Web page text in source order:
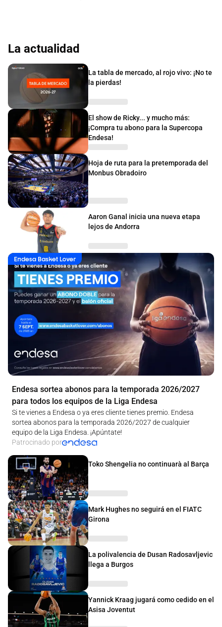
La actualidad
La tabla de mercado, al rojo vivo: ¡No te
la pierdas!
El show de Ricky... y mucho más:
¡Compra tu abono para la Supercopa
Endesa!
Hoja de ruta para la pretemporada del
Monbus Obradoiro
Aaron Ganal inicia una nueva etapa
lejos de Andorra
Endesa Basket Lover
Endesa sortea abonos para la temporada 2026/2027
para todos los equipos de la Liga Endesa
Si te vienes a Endesa o ya eres cliente tienes premio. Endesa
sortea abonos para la temporada 2026/2027 de cualquier
equipo de la Liga Endesa. ¡Apúntate!
Patrocinado por
Toko Shengelia no continuarà al Barça
Mark Hughes no seguirá en el FIATC
Girona
La polivalencia de Dusan Radosavljevic
llega a Burgos
Yannick Kraag jugará como cedido en el
Asisa Joventut